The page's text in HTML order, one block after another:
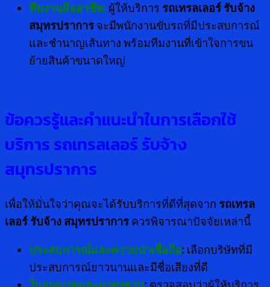
ทีมงานมืออาชีพ: ผู้ให้บริการ รถเทรลเลอร์ รับจ้าง
สมุทรปราการ จะมีพนักงานขับรถที่มีประสบการณ์
และชำนาญเส้นทาง พร้อมทีมงานที่เข้าใจการขน
ย้ายสินค้าขนาดใหญ่
ข้อควรรู้และคำแนะนำในการเลือกใช้
บริการ รถเทรลเลอร์ รับจ้าง
สมุทรปราการ
เพื่อให้มั่นใจว่าคุณจะได้รับบริการที่ดีที่สุดจาก รถเทรล
เลอร์ รับจ้าง สมุทรปราการ ควรพิจารณาปัจจัยเหล่านี้
ประสบการณ์และความน่าเชื่อถือ: เลือกบริษัทที่มี
ประสบการณ์ยาวนานและมีชื่อเสียงที่ดี